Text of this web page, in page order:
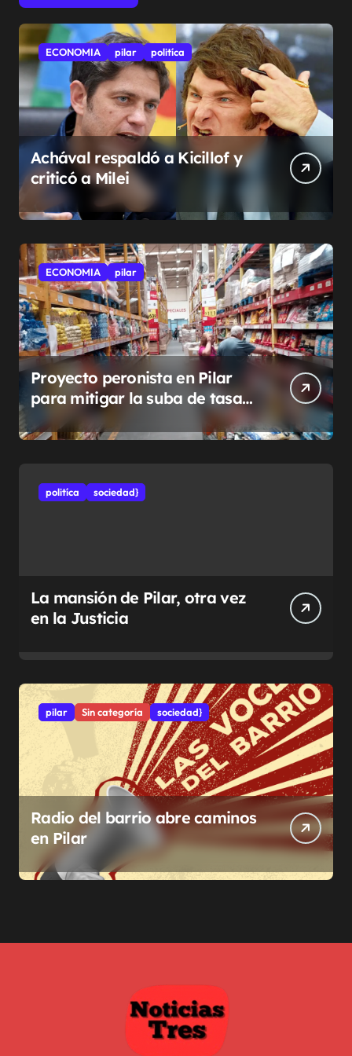
ECONOMIA pilar politíca
Achával respaldó a Kicillof y
criticó a Milei
ECONOMIA pilar
Proyecto peronista en Pilar
para mitigar la suba de tasas
municipales
politíca sociedad}
La mansión de Pilar, otra vez
en la Justicia
pilar Sin categoría sociedad}
Radio del barrio abre caminos
en Pilar